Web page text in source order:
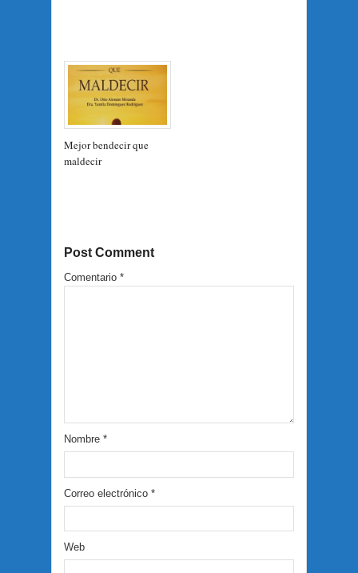
Mejor bendecir que
maldecir
Post Comment
Comentario *
Nombre *
Correo electrónico *
Web